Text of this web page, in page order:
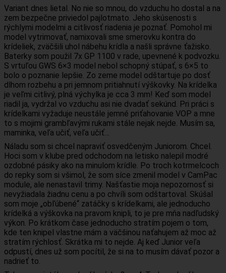
Variant dnes lietal. No nie so mnou, do vzduchu ho dostal a na
zem bezpečne priviedol pajlotmato. Jeho skúsenosti s
rýchlymi modelmi a citlivosť riadenia je poznať. Pomohol mi
model vytrimovať, namixovali sme smerovku kontra do
krídeliek, zväčšili uhol nábehu krídla a našli správne ťažisko.
Baterky som použil 7x GP 1100 v rade, upevnené k podvozku.
S vrtuľou GWS 6×3 model nebol schopný stúpať, s 6×5 to
bolo o poznanie lepšie. Zo zeme model odštartuje po dosť
dlhom rozbehu a pri jemnom pritiahnutí výškovky. Na krídelka
je veľmi citlivý, plná výchylka je cca 3 mm! Keď som model
riadil ja, vydržal vo vzduchu asi nie dvadať sekúnd. Pri práci s
krídelkami vyžaduje neustále jemné priťahovanie VOP a mne
to s mojimi grambľavými rukami stále nejak nejde. Musím sa,
maminka, veľa učiť, veľa učiť…
Náladu som si chcel napraviť osvedčeným Juniorom. Chcel.
Hoci som v klube pred odchodom na letisko nalepil modré
ozdobné pásiky ako na minulom krídle. Po troch kotrmelcoch
do repky som si všimol, že som síce zmenil model v CamPac
module, ale nenastavil trimy. Našťastie moja nepozornosť si
nevyžiadala žiadnu cenu a po chvíli som odštartoval. Skúšal
som moje „obľúbené“ zatáčky s krídelkami, ale jednoducho
krídelká a výškovka na pravom knipli, to je pre mňa nadľudský
výkon. Po krátkom čase jednoducho stratím pojem o tom,
kde ten knipel vlastne mám a väčšinou naťahujem až moc až
stratím rýchlosť. Skrátka mi to nejde. Aj keď Junior veľa
odpustí, dnes už som pocítil, že si na to musím dávať pozor a
nadrieť to.